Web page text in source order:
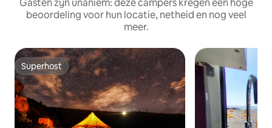
Gasten zijn unaniem: deze campers kregen een hoge
beoordeling voor hun locatie, netheid en nog veel
meer.
Superhost
Superhost